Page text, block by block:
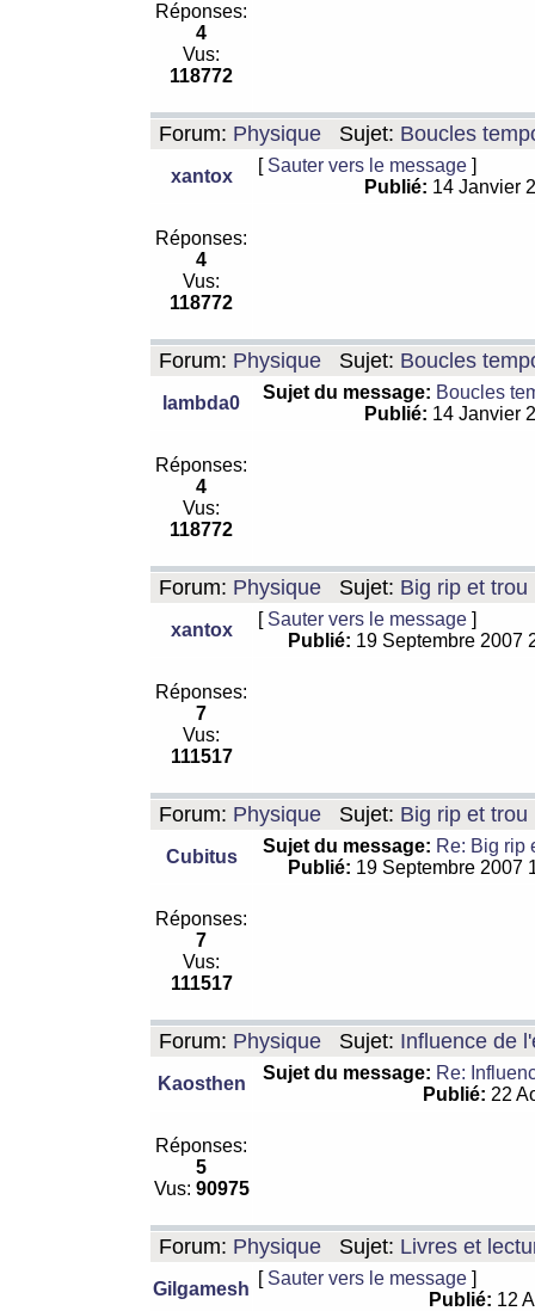
Réponses:
4
Vus:
118772
Forum: Physique Sujet: Boucles
xantox
[ Sauter vers le message ]
Publié: 14 Janvier
Réponses:
4
Vus:
118772
Forum: Physique Sujet: Boucles
lambda0
Sujet du message: Boucles
Publié: 14 Janvier
Réponses:
4
Vus:
118772
Forum: Physique Sujet: Big rip et trou
xantox
[ Sauter vers le message ]
Publié: 19 Septembre 2007
Réponses:
7
Vus:
111517
Forum: Physique Sujet: Big rip et trou
Cubitus
Sujet du message: Re: Big rip
Publié: 19 Septembre 2007
Réponses:
7
Vus:
111517
Forum: Physique Sujet: Influence de
Kaosthen
Sujet du message: Re:
Publié: 22
Réponses:
5
Vus: 90975
Forum: Physique Sujet: Livres et
Gilgamesh
[ Sauter vers le message ]
Publié: 12